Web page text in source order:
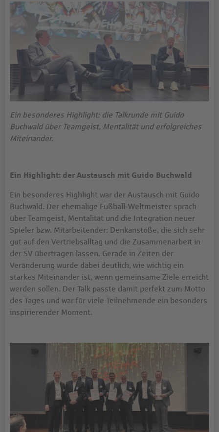
Ein besonderes Highlight: die Talkrunde mit Guido
Buchwald über Teamgeist, Mentalität und erfolgreiches
Miteinander.
Ein Highlight: der Austausch mit Guido Buchwald
Ein besonderes Highlight war der Austausch mit Guido
Buchwald. Der ehemalige Fußball-Weltmeister sprach
über Teamgeist, Mentalität und die Integration neuer
Spieler bzw. Mitarbeitender: Denkanstöße, die sich sehr
gut auf den Vertriebsalltag und die Zusammenarbeit in
der SV übertragen lassen. Gerade in Zeiten der
Veränderung wurde dabei deutlich, wie wichtig ein
starkes Miteinander ist, wenn gemeinsame Ziele erreicht
werden sollen. Der Talk passte damit perfekt zum Motto
des Tages und war für viele Teilnehmende ein besonders
inspirierender Moment.